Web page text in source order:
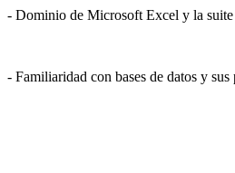
- Dominio de Microsoft Excel y la
- Familiaridad con bases de datos y sus